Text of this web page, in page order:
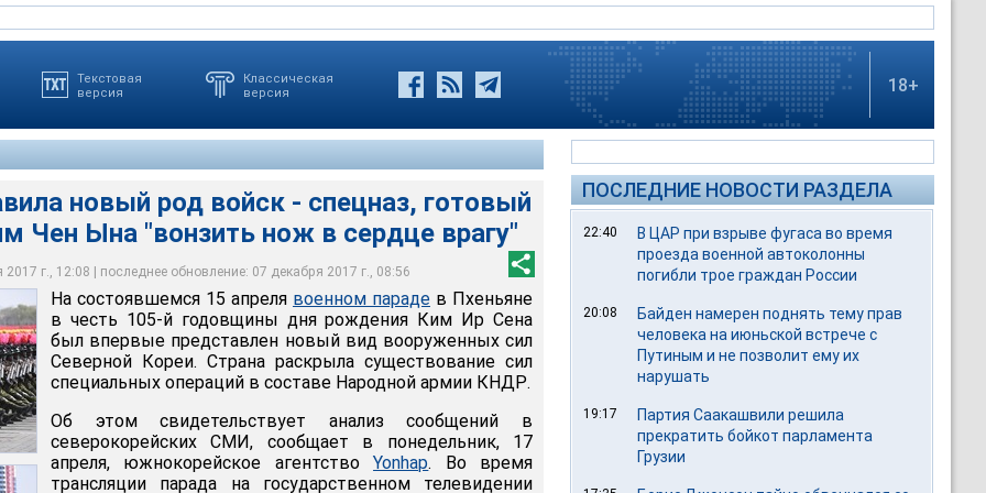
Текстовая
версия
Классическая
версия
18+
новый род войск - спецназ, готовый
Чен Ына "вонзить нож в сердце врагу"
г., 12:08 | последнее обновление: 07 декабря 2017 г., 08:56
военном параде в Пхеньяне в честь 105-й годовщины
Сена был впервые представлен новый вид вооруженных сил
раскрыла существование сил специальных операций в
КНДР
демонстрирует новый род войск во время военного парада.
столетняя годовщина со дня рождения Ким Ир Сена,
способом сообщила о существовании у нее стратегических
основателя КНДР Ким Ир Сена, который в Северной
главный национальный праздник День солнца, состоялся на
Пхеньяна. Ким Чен Ын наблюдал за торжественной
трибуны
На состоявшемся 15 апреля военном параде в Пхеньяне
в честь 105-й годовщины дня рождения Ким Ир Сена
был впервые представлен новый вид вооруженных сил
Северной Кореи. Страна раскрыла существование сил
специальных операций в составе Народной армии КНДР.
Об этом свидетельствует анализ сообщений в
северокорейских СМИ, сообщает в понедельник, 17
апреля, южнокорейское агентствоYonhap. Во время
трансляции парада на государственном телевидении
ПОСЛЕДНИЕ НОВОСТИ РАЗДЕЛА
22:40
В ЦАР при взрыве фугаса во время
проезда военной автоколонны
погибли трое граждан России
20:08
Байден намерен поднять тему прав
человека на июньской встрече с
Путиным и не позволит ему их
нарушать
19:17
Партия Саакашвили решила
прекратить бойкот парламента
Грузии